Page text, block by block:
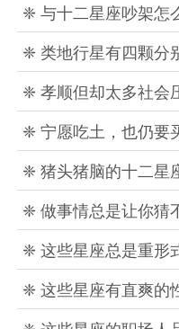
❈ 与十二星座吵架怎
❈ 类地行星有四颗分
❈ 孝顺但却太多社会
❈ 宁愿吃土，也仍要
❈ 猪头猪脑的十二星
❈ 做事情总是让你猜
❈ 这些星座总是重形
❈ 这些星座有直爽的